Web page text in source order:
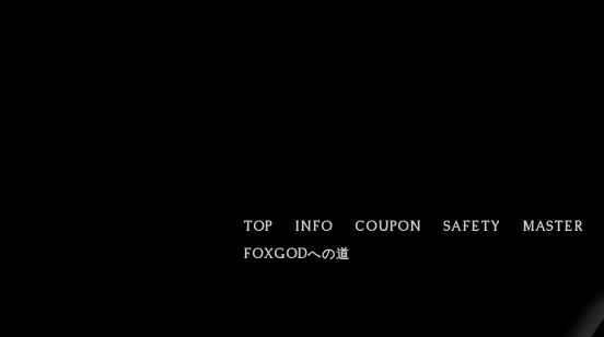
TOP INFO COUPON SAFETY MASTER
FOXGODへの道